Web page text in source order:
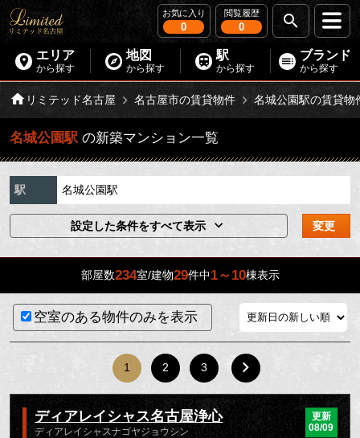
お気に入り
0
閲覧履歴
0
エリア
から探す
地図
から探す
駅
から探す
ブランド
から探す
リミテッド名古屋 名古屋市の賃貸物件 名城公園駅の賃貸物
名城公園駅 の新築マンション一覧
駅 名城公園駅
設定した条件をすべて表示 変更
部屋数234室/建物29件中1～10棟表示
空室のある物件のみを表示
1 2 3
ディアレイシャス名古屋浄心
ディアレイシャスナゴヤジョウシン
更新
08/09